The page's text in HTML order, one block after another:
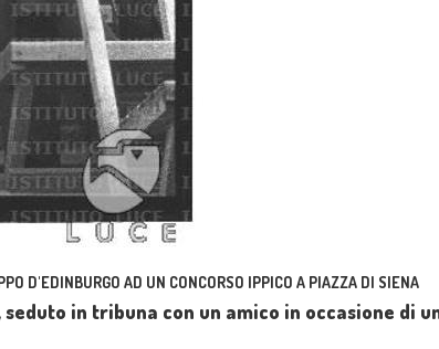
D'EDINBURGO AD UN CONCORSO IPPICO A PIAZZA DI SIENA
in tribuna con un amico in occasione di